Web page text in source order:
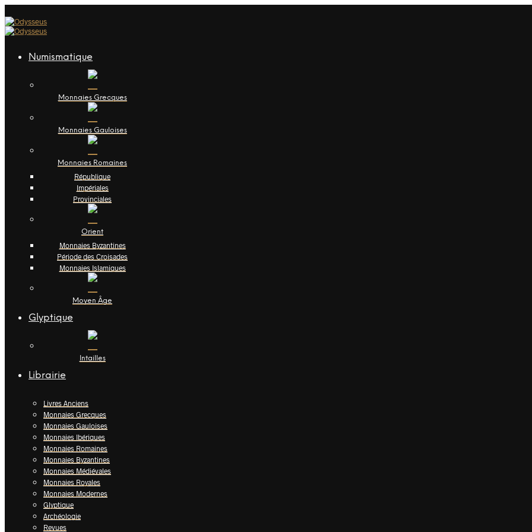
Numismatique
Monnaies Grecques
Monnaies Gauloises
Monnaies Romaines
République
Impériales
Provinciales
Orient
Monnaies Byzantines
Période des Croisades
Monnaies Islamiques
Moyen Âge
Glyptique
Intailles
Librairie
Livres Anciens
Monnaies Grecques
Monnaies Gauloises
Monnaies Ibériques
Monnaies Romaines
Monnaies Byzantines
Monnaies Médiévales
Monnaies Royales
Monnaies Modernes
Glyptique
Archéologie
Revues